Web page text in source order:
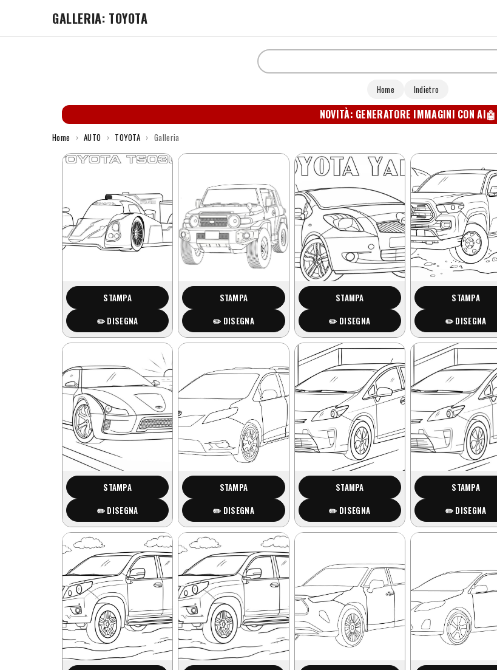
GALLERIA: TOYOTA
Home Indietro
NOVITÀ: GENERATORE IMMAGINI CON AI🤖
Home › AUTO › TOYOTA › Galleria
STAMPA
✏️ DISEGNA
STAMPA
✏️ DISEGNA
STAMPA
✏️ DISEGNA
STAMPA
✏️ DISEGNA
STAMPA
✏️ DISEGNA
STAMPA
✏️ DISEGNA
STAMPA
✏️ DISEGNA
STAMPA
✏️ DISEGNA